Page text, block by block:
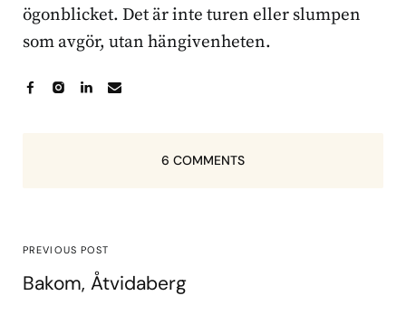
ögonblicket. Det är inte turen eller slumpen
som avgör, utan hängivenheten.
6 COMMENTS
PREVIOUS POST
Bakom, Åtvidaberg